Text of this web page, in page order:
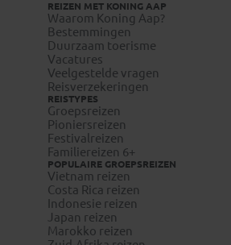
REIZEN MET KONING AAP
Waarom Koning Aap?
Bestemmingen
Duurzaam toerisme
Vacatures
Veelgestelde vragen
Reisverzekeringen
REISTYPES
Groepsreizen
Pioniersreizen
Festivalreizen
Familiereizen 6+
POPULAIRE GROEPSREIZEN
Vietnam reizen
Costa Rica reizen
Indonesie reizen
Japan reizen
Marokko reizen